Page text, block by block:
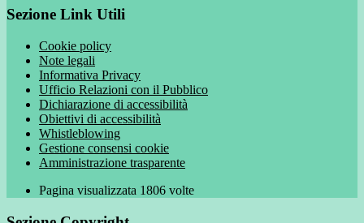
Sezione Link Utili
Cookie policy
Note legali
Informativa Privacy
Ufficio Relazioni con il Pubblico
Dichiarazione di accessibilità
Obiettivi di accessibilità
Whistleblowing
Gestione consensi cookie
Amministrazione trasparente
Pagina visualizzata 1806 volte